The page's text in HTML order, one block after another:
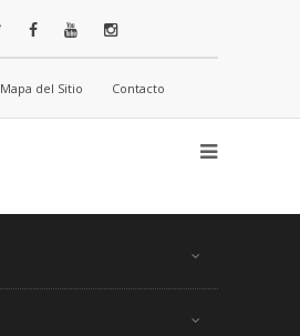
Mapa del Sitio Contacto